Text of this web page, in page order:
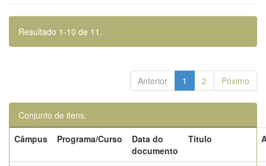
Resultado 1-10 de 11.
Anterior 1 2 Póximo
Conjunto de itens:
Câmpus
Programa/Curso
Data do
documento
Título